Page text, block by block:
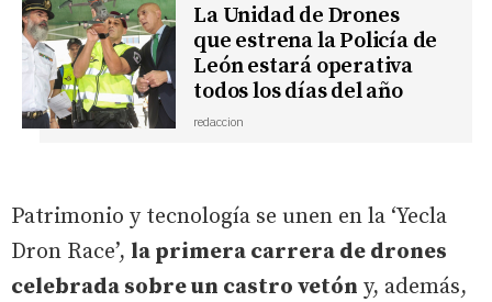
La Unidad de Drones
que estrena la Policía de
León estará operativa
todos los días del año
redaccion
Patrimonio y tecnología se unen en la ‘Yecla
Dron Race’, la primera carrera de drones
celebrada sobre un castro vetón y, además,